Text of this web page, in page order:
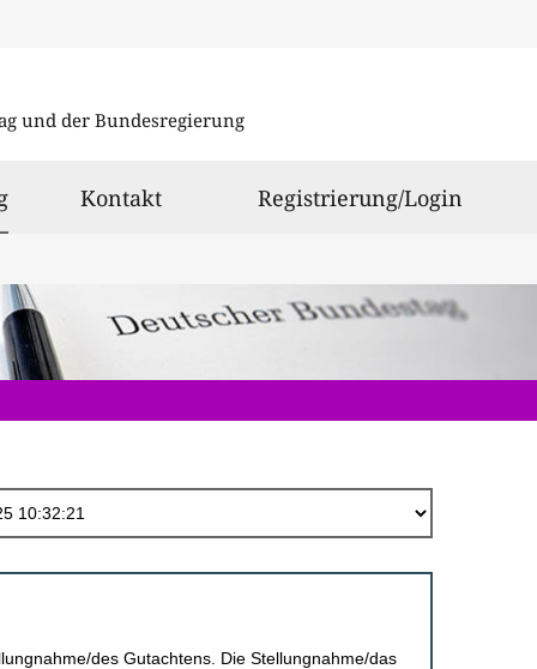
und der Bundesregierung
ausgewählt
Kontakt Registrierung/Login
des Gutachtens. Die Stellungnahme/das